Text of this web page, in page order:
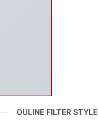
OULINE FILTER STYLE